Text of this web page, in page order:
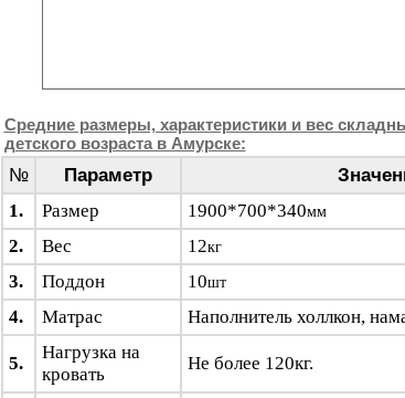
Средние размеры, характеристики и вес
детского возраста в Амурске:
№ Параметр
1. Размер 1900*700*340мм
2. Вес 12кг
3. Поддон 10шт
4. Матрас Наполнитель холлкон,
5.
Нагрузка на
кровать
Не более 120кг.